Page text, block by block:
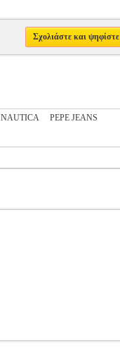
Σχολιάστε και ψηφίστε
NAUTICA
PEPE JEANS